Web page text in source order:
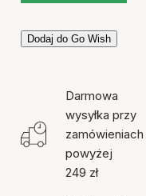
Dodaj do Go Wish
Darmowa
wysyłka przy
zamówieniach
powyżej
249 zł